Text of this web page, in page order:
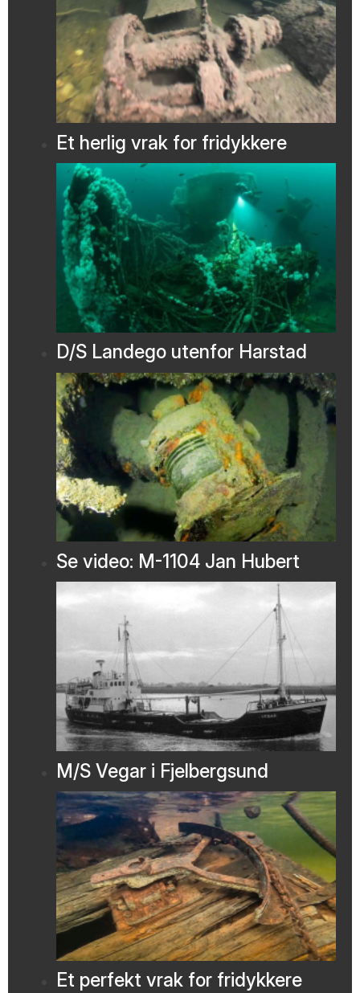
Et herlig vrak for fridykkere
D/S Landego utenfor Harstad
Se video: M-1104 Jan Hubert
M/S Vegar i Fjelbergsund
Et perfekt vrak for fridykkere